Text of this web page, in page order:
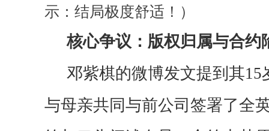
示：结局极度舒适！）
核心争议：版权归属与合约
邓紫棋的微博发文提到其15
与母亲共同与前公司签署了全